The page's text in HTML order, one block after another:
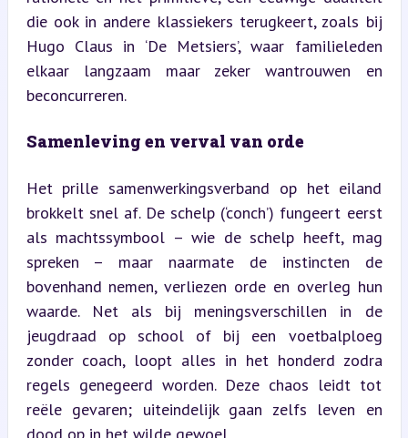
die ook in andere klassiekers terugkeert, zoals bij
Hugo Claus in ‘De Metsiers’, waar familieleden
elkaar langzaam maar zeker wantrouwen en
beconcurreren.
Samenleving en verval van orde
Het prille samenwerkingsverband op het eiland
brokkelt snel af. De schelp (‘conch’) fungeert eerst
als machtssymbool – wie de schelp heeft, mag
spreken – maar naarmate de instincten de
bovenhand nemen, verliezen orde en overleg hun
waarde. Net als bij meningsverschillen in de
jeugdraad op school of bij een voetbalploeg
zonder coach, loopt alles in het honderd zodra
regels genegeerd worden. Deze chaos leidt tot
reële gevaren; uiteindelijk gaan zelfs leven en